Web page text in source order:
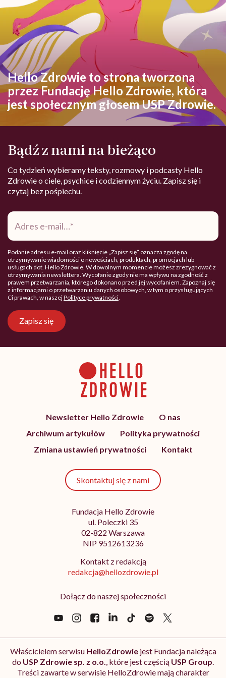
Hello Zdrowie to strona tworzona
przez Fundację Hello Zdrowie, która
jest społecznym głosem USP Zdrowie.
Bądź z nami na bieżąco
Co tydzień wybieramy teksty, rozmowy i podcasty Hello
Zdrowie o ciele, psychice i codziennym życiu. Zapisz się i
czytaj bez pośpiechu.
Adres
mail*
Podanie adresu e-mail oraz kliknięcie „Zapisz się” oznacza zgodę na
otrzymywanie wiadomości o nowościach, produktach, promocjach lub
usługach dot. Hello Zdrowie. W dowolnym momencie możesz zrezygnować z
otrzymywania newslettera. Wycofanie zgody nie ma wpływu na zgodność z
prawem przetwarzania, którego dokonano przed jej wycofaniem. Zapoznaj się
z informacjami o przetwarzaniu danych osobowych, w tym o przysługujących
Ci prawach, w naszejPolityce prywatności
Zapisz się
Newsletter Hello Zdrowie
O nas
Archiwum artykułów
Polityka prywatności
Zmiana ustawień prywatności
Kontakt
Skontaktuj się z nami
Fundacja Hello Zdrowie
ul. Poleczki 35
02-822 Warszawa
NIP 9512613236
Kontakt z redakcją
redakcja@hellozdrowie.pl
Dołącz do naszej społeczności
Właścicielem serwisu HelloZdrowiejest Fundacja należąca
do USP Zdrowie sp. z o.o. , które jest częścią USP Group
Treści zawarte w serwisie HelloZdrowie mają charakter